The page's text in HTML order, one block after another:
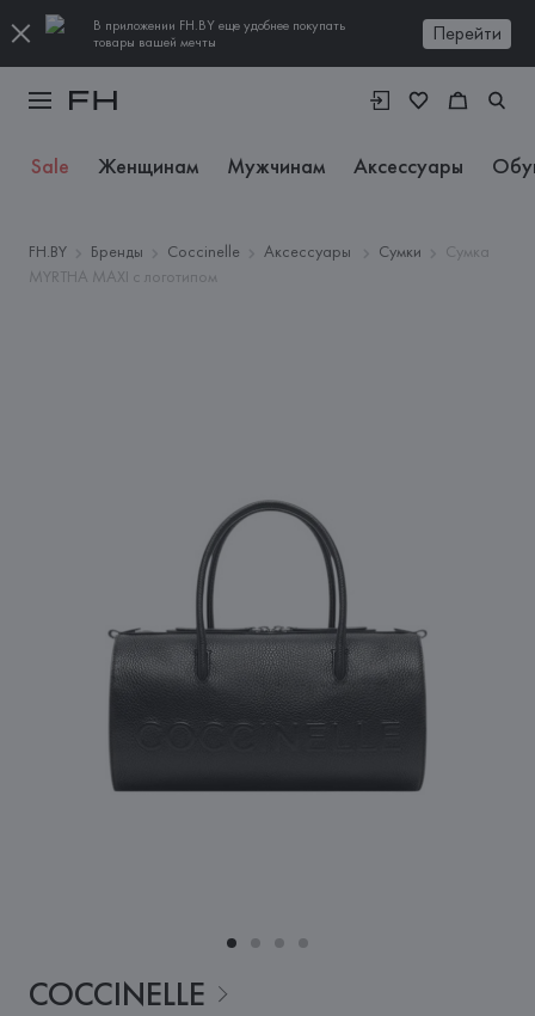
В приложении FH.BY еще удобнее покупать
товары вашей мечты
Перейти
Sale Женщинам Мужчинам Аксессуары
FH.BY Бренды Coccinelle Аксессуары Сумки
Сумка
MYRTHA MAXI с логотипом
COCCINELLE